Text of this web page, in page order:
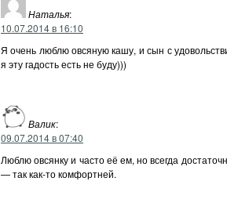
Наталья:
10.07.2014 в 16:10
Я очень люблю овсяную кашу, и сын с
я эту гадость есть не буду)))
Валик:
09.07.2014 в 07:40
Люблю овсянку и часто её ем, но всегда
— так как-то комфортней.